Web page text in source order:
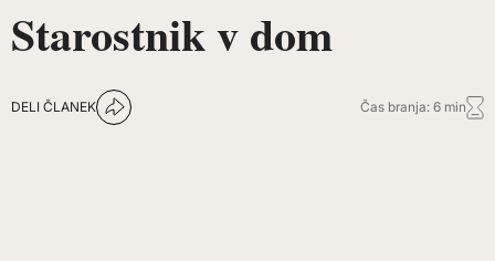
Starostnik v dom
DELI ČLANEK Čas branja: 6 min